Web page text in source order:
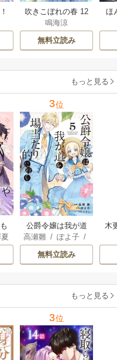
吹きこぼれの春 12
巻
鳴海涼
無料立読み
ほ
もっと見る
3位
公爵令嬢は我が道
を場当たり的に行
く
高瀬雛/ ぽよ子/
にもし
無料立読み
木
もっと見る
3位